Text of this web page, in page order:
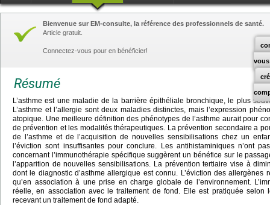
vous
Bienvenue sur EM-consulte, la référence des professionnels de santé.
Article gratuit.
Connectez-vous pour en bénéficier!
Résumé
L’asthme est une maladie de la barrière épithéliale bronchique, le plus
L’asthme et l’allergie sont deux maladies distinctes, mais l’expression
atopique. Une meilleure définition des phénotypes de l’asthme aurait pour
de prévention et les modalités thérapeutiques. La prévention secondaire a
de l’asthme et de l’acquisition de nouvelles sensibilisations chez un
l’éviction sont insuffisantes pour conclure. Les antihistaminiques n’ont
concernant l’immunothérapie spécifique suggèrent un bénéfice sur le
l’apparition de nouvelles sensibilisations. La prévention tertiaire vise à
dont le diagnostic d’asthme allergique est connu. L’éviction des allergènes
qu’en association à une prise en charge globale de l’environnement.
réelle, en association avec le traitement de fond. Elle est pratiquée selon
recevant un traitement de fond adapté.